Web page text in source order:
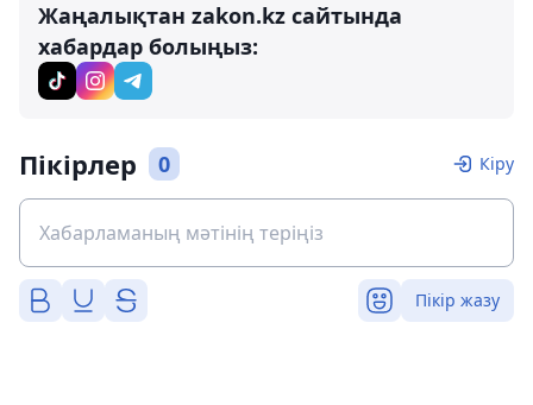
Жаңалықтан zakon.kz сайтында
хабардар болыңыз:
Пікірлер 0 Кіру
Пікір жазу